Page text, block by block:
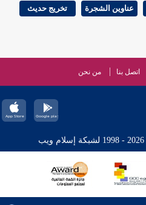
عناوين الشجرة تخريج حديث
اتصل بنا من نحن